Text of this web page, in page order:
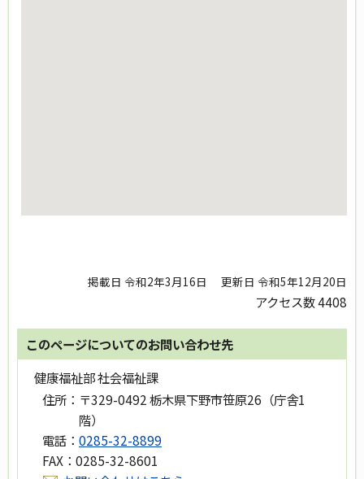
掲載日 令和2年3月16日 更新日 令和5年12月20日
アクセス数4408
このページについてのお問い合わせ先
健康福祉部 社会福祉課
住所： 〒329-0492 栃木県下野市笹原26（庁舎1
階）
電話： 0285-32-8899
FAX： 0285-32-8601